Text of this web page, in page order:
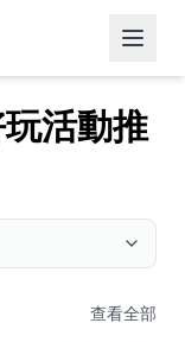
活動推
查看全部